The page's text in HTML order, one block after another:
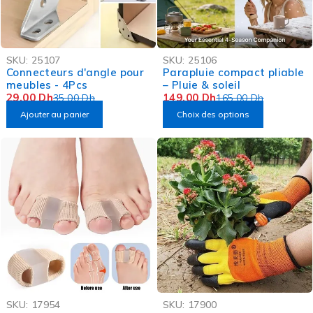
SKU: 25107
Connecteurs d'angle pour
meubles - 4Pcs
35,00Dh
29,00 Dh
Ajouter au panier
SKU: 25106
Parapluie compact pliable
– Pluie & soleil
165,00Dh
149,00 Dh
Choix des options
OFFRE FLASH
SKU: 17954
OFFRE FLASH
SKU: 17900